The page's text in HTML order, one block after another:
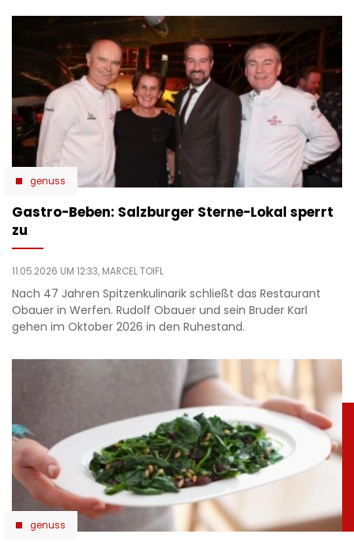
genuss
Gastro-Beben: Salzburger Sterne-Lokal sperrt
zu
11.05.2026 UM 12:33, MARCEL TOIFL
Nach 47 Jahren Spitzenkulinarik schließt das Restaurant
Obauer in Werfen. Rudolf Obauer und sein Bruder Karl
gehen im Oktober 2026 in den Ruhestand.
genuss